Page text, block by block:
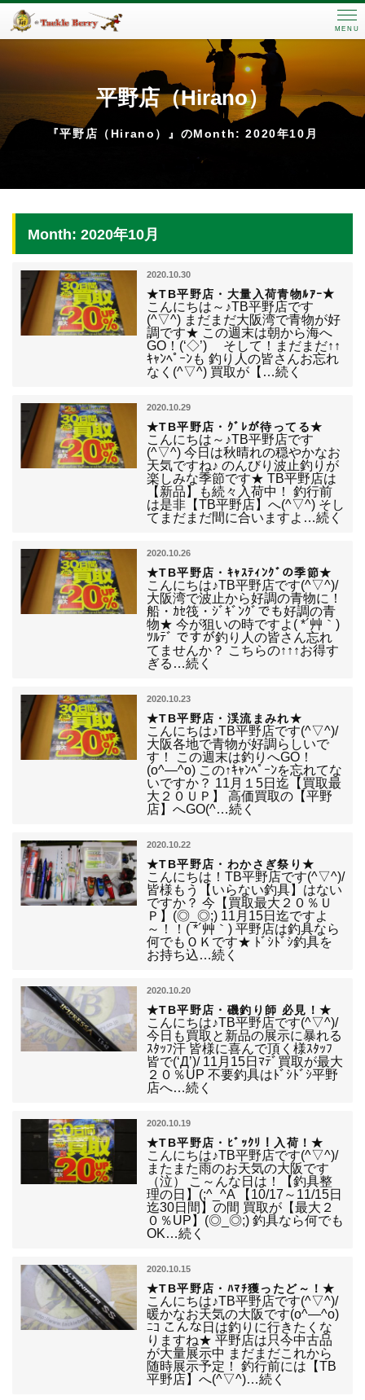
MENU
平野店（Hirano）
『平野店（Hirano）』のMonth: 2020年10月
Month: 2020年10月
2020.10.30
★TB平野店・大量入荷青物ﾙｱｰ★
こんにちは～♪TB平野店です
(^▽^) まだまだ大阪湾で青物が好
調です★ この週末は朝から海へ
GO！(‘◇’)ゞ そして！まだまだ↑↑
ｷｬﾝﾍﾟｰﾝも 釣り人の皆さんお忘れ
なく(^▽^) 買取が【…続く
2020.10.29
★TB平野店・ｸﾞﾚが待ってる★
こんにちは～♪TB平野店です
(^▽^) 今日は秋晴れの穏やかなお
天気ですね♪ のんびり波止釣りが
楽しみな季節です★ TB平野店は
【新品】も続々入荷中！ 釣行前
は是非【TB平野店】へ(^▽^) そし
てまだまだ間に合いますよ…続く
2020.10.26
★TB平野店・ｷｬｽﾃｨﾝｸﾞの季節★
こんにちは♪TB平野店です(^▽^)/
大阪湾で波止から好調の青物に！
船・ｶｾ筏・ｼﾞｷﾞﾝｸﾞでも好調の青
物★ 今が狙いの時ですよ( *´艸｀)
ﾂﾙﾃﾞ ですが釣り人の皆さん忘れ
てませんか？ こちらの↑↑↑お得す
ぎる…続く
2020.10.23
★TB平野店・渓流まみれ★
こんにちは♪TB平野店です(^▽^)/
大阪各地で青物が好調らしいで
す！ この週末は釣りへGO！
(o^―^o) この↑ｷｬﾝﾍﾟｰﾝを忘れてな
いですか？ 11月１5日迄【買取最
大２０ＵＰ】 高価買取の【平野
店】へGO(^…続く
2020.10.22
★TB平野店・わかさぎ祭り★
こんにちは！TB平野店です(^▽^)/
皆様もう【いらない釣具】はない
ですか？ 今【買取最大２０％Ｕ
Ｐ】(◎_◎;) 11月15日迄ですよ
～！！( *´艸｀) 平野店は釣具なら
何でもＯＫです★ ﾄﾞｼﾄﾞｼ釣具を
お持ち込…続く
2020.10.20
★TB平野店・磯釣り師 必見！★
こんにちは♪TB平野店です(^▽^)/
今日も買取と新品の展示に暴れる
ｽﾀｯﾌ汗 皆様に喜んで頂く様ｽﾀｯﾌ
皆で(‘Д’)/ 11月15日ﾏﾃﾞ買取が最大
２０％UP 不要釣具はﾄﾞｼﾄﾞｼ平野
店へ…続く
2020.10.19
★TB平野店・ﾋﾞｯｸﾘ！入荷！★
こんにちは♪TB平野店です(^▽^)/
またまた雨のお天気の大阪です
（泣） こ～んな日は！【釣具整
理の日】(;^_^A 【10/17～11/15日
迄30日間】の間 買取が【最大２
０％UP】(◎_◎;) 釣具なら何でも
OK…続く
2020.10.15
★TB平野店・ﾊﾏﾁ獲ったど～！★
こんにちは♪TB平野店です(^▽^)/
暖かなお天気の大阪です(o^―^o)
ﾆｺ こんな日は釣りに行きたくな
りますね★ 平野店は只今中古品
が大量展示中 まだまだこれから
随時展示予定！ 釣行前には【TB
平野店】へ(^▽^)…続く